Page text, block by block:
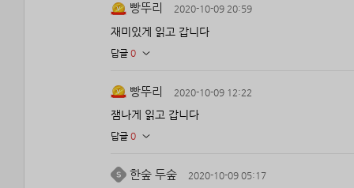
빵뚜리 2020-10-09 20:59
재미있게 읽고 갑니다
답글 0
빵뚜리 2020-10-09 12:22
잼나게 읽고 갑니다
답글 0
한숲 두숲 2020-10-09 05:17